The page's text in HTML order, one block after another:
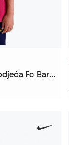
Majica Djeca navijačka odjeća Fc Barcelone 2025. – 2026